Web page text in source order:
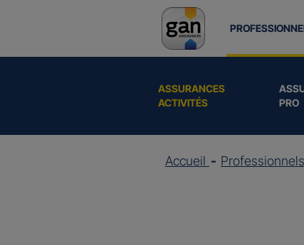
ASSURANCES
ACTIVITÉS
PRO
Accueil Professionnels